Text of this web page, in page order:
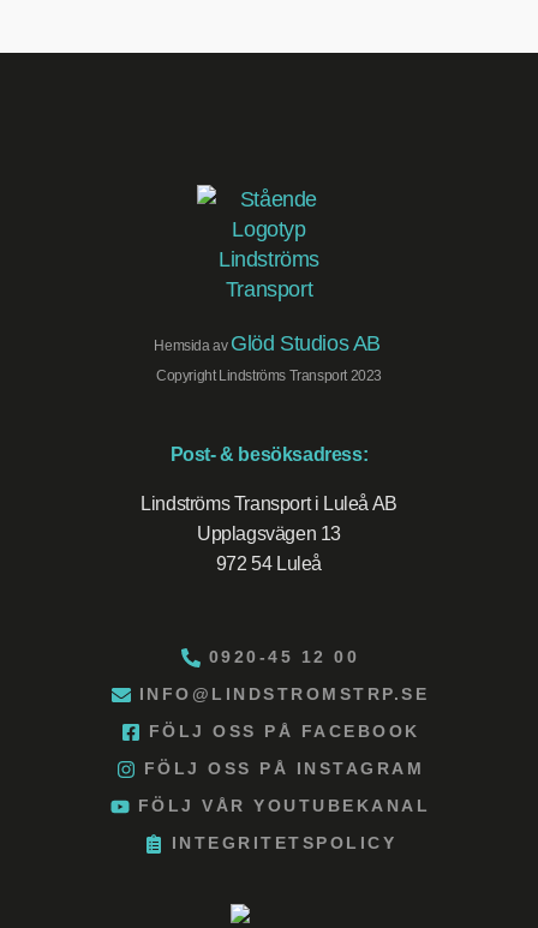
Hemsida av Glöd Studios AB
Copyright Lindströms Transport 2023
Post- & besöksadress:
Lindströms Transport i Luleå AB
Upplagsvägen 13
972 54 Luleå
0920-45 12 00
INFO@LINDSTROMSTRP.SE
FÖLJ OSS PÅ FACEBOOK
FÖLJ OSS PÅ INSTAGRAM
FÖLJ VÅR YOUTUBEKANAL
INTEGRITETSPOLICY